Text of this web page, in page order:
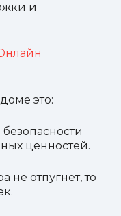
и
это:
ценностей.
не отпугнет, то